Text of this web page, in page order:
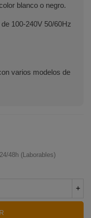
blanco o negro.
100-240V 50/60Hz
varios modelos de
48h (Laborables)
+